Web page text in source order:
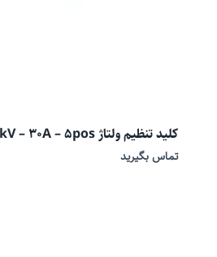
کلید تنظیم ولتاژ 20kV – 30A – 5pos
تماس بگیرید